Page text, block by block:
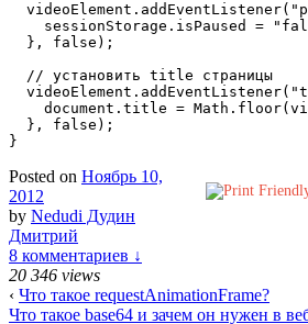
sessionStorage.isPaused =
  }, false);
  // установить title страницы
document.title =
  }, false);
Posted on Ноябрь 10,
2012
by Nedudi Дудин
Дмитрий
8 комментариев ↓
20 346 views
‹ Что такое requestAnimationFrame?
Что такое base64 и зачем он нужен в